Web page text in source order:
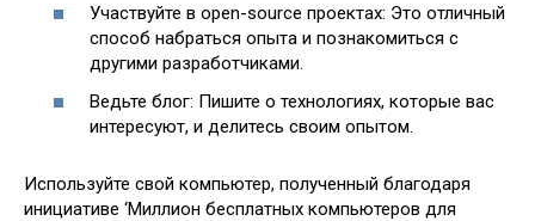
Участвуйте в open-source проектах: Это отличный
способ набраться опыта и познакомиться с
другими разработчиками.
Ведьте блог: Пишите о технологиях, которые вас
интересуют, и делитесь своим опытом.
Используйте свой компьютер, полученный благодаря
инициативе ‘Миллион бесплатных компьютеров для